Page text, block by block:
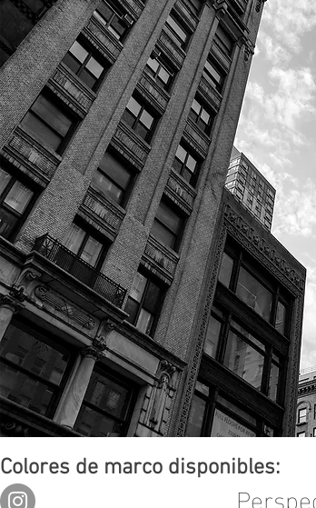
Colores de marco disponibles: